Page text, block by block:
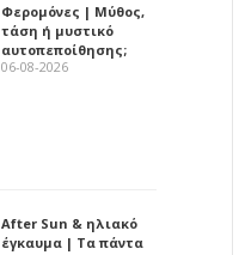
Φερομόνες | Μύθος,
τάση ή μυστικό
αυτοπεποίθησης;
06-08-2026
After Sun & ηλιακό
έγκαυμα | Τα πάντα